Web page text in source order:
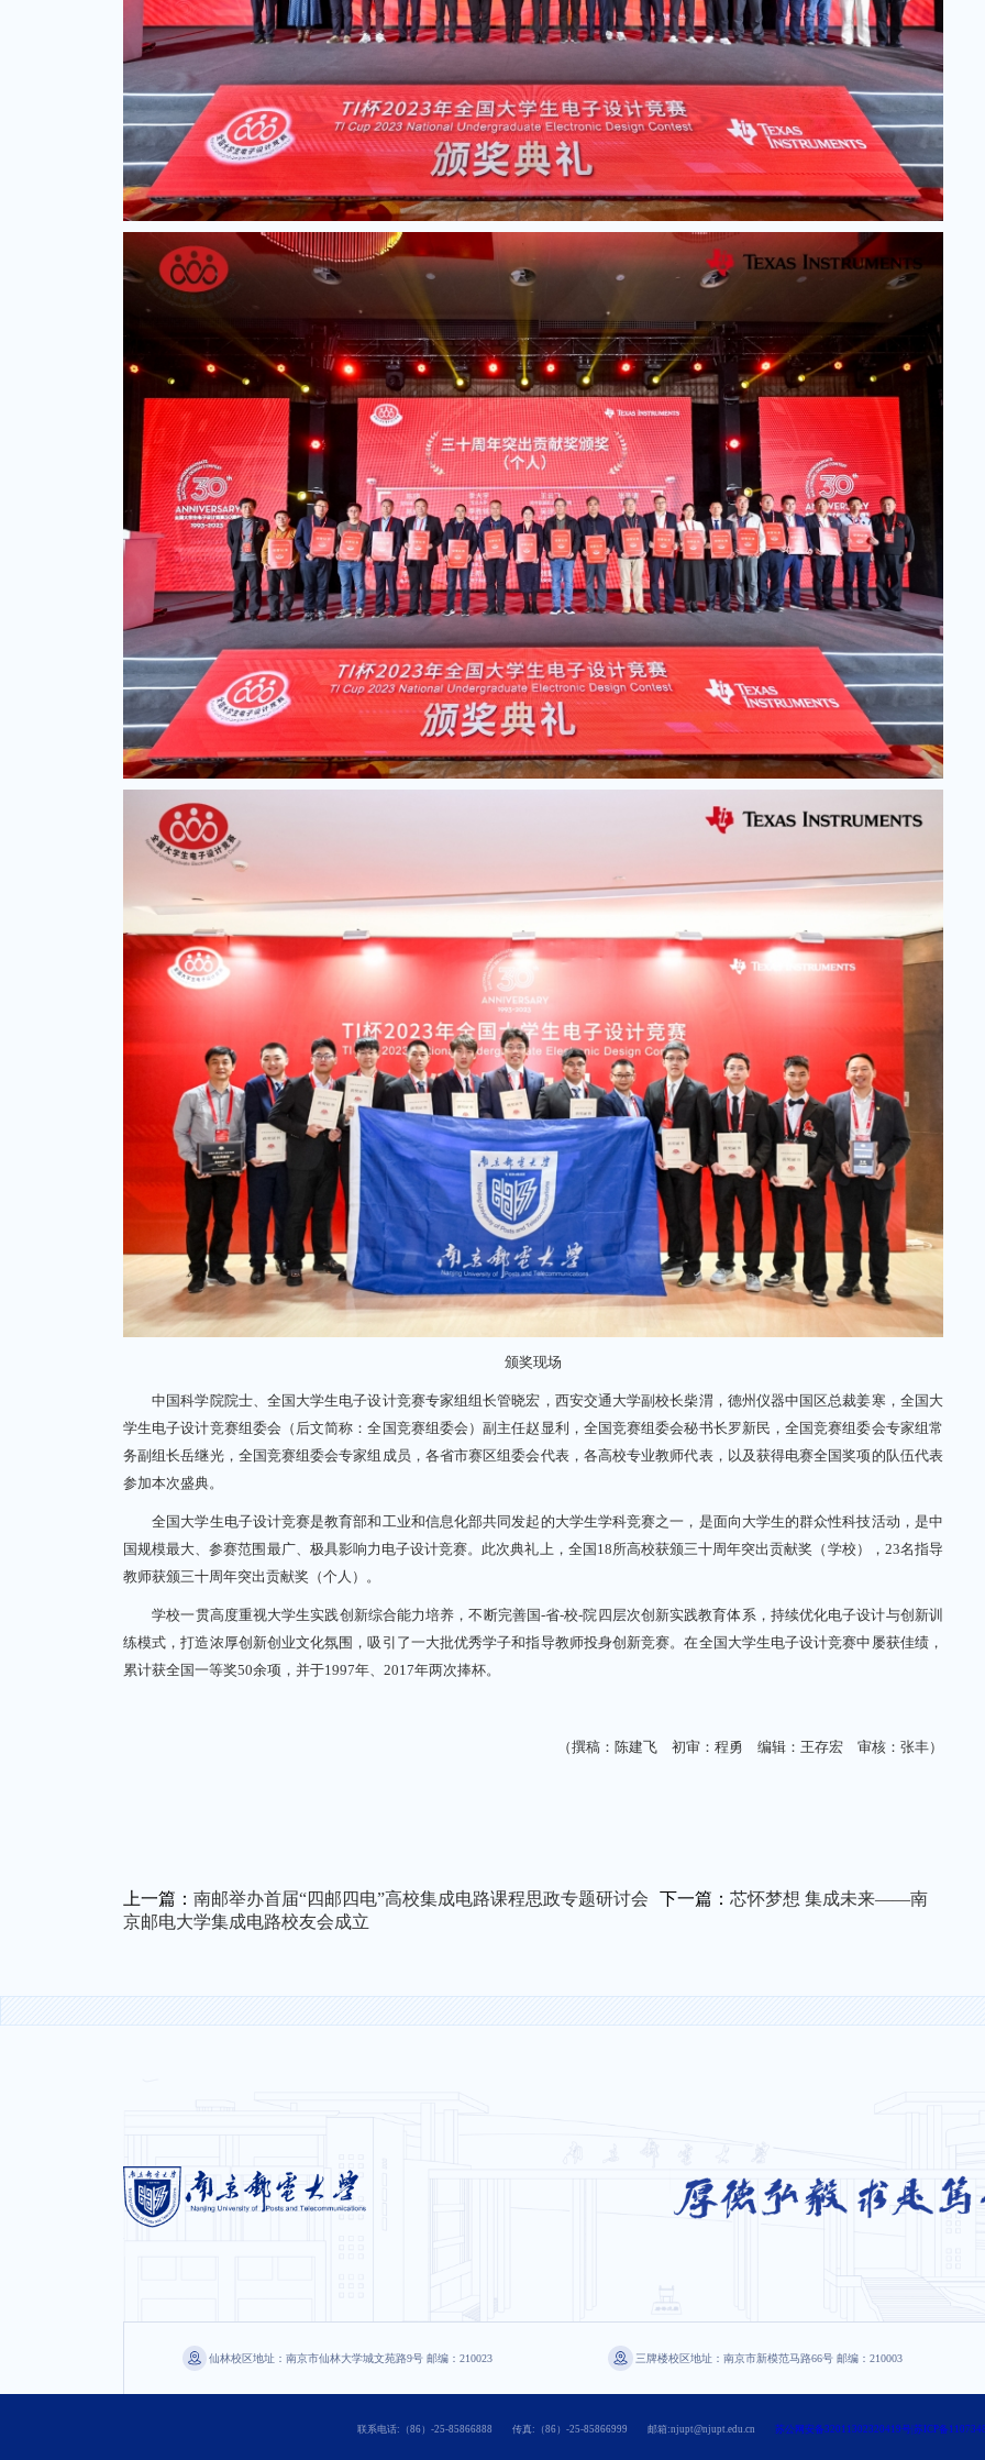
颁奖现场
中国科学院院士、全国大学生电子设计竞赛专家组组长管晓宏，西安交通大学副校长柴渭，德州仪器中国区总裁姜寒，全国大
学生电子设计竞赛组委会（后文简称：全国竞赛组委会）副主任赵显利，全国竞赛组委会秘书长罗新民，全国竞赛组委会专家组常
务副组长岳继光，全国竞赛组委会专家组成员，各省市赛区组委会代表，各高校专业教师代表，以及获得电赛全国奖项的队伍代表
参加本次盛典。
全国大学生电子设计竞赛是教育部和工业和信息化部共同发起的大学生学科竞赛之一，是面向大学生的群众性科技活动，是中
国规模最大、参赛范围最广、极具影响力电子设计竞赛。此次典礼上，全国18所高校获颁三十周年突出贡献奖（学校），23名指导
教师获颁三十周年突出贡献奖（个人）。
学校一贯高度重视大学生实践创新综合能力培养，不断完善国-省-校-院四层次创新实践教育体系，持续优化电子设计与创新训
练模式，打造浓厚创新创业文化氛围，吸引了一大批优秀学子和指导教师投身创新竞赛。在全国大学生电子设计竞赛中屡获佳绩，
累计获全国一等奖50余项，并于1997年、2017年两次捧杯。
（撰稿：陈建飞 初审：程勇 编辑：王存宏 审核：张丰）
上一篇： 南邮举办首届“四邮四电”高校集成电路课程思政专题研讨会 下一篇： 芯怀梦想 集成未来——南
京邮电大学集成电路校友会成立
仙林校区地址：南京市仙林大学城文苑路9号 邮编：210023 三牌楼校区地址：南京市新模范马路66号 邮编：210003
联系电话:（86）-25-85866888 传真:（86）-25-85866999 邮箱:njupt@njupt.edu.cn 苏公网安备32011302320419号|苏ICP备